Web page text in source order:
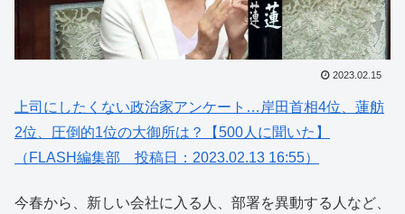
2023.02.15
上司にしたくない政治家アンケート…岸田首相4位、蓮舫
2位、圧倒的1位の大御所は？【500人に聞いた】
（FLASH編集部 投稿日：2023.02.13 16:55）
今春から、新しい会社に入る人、部署を異動する人など、